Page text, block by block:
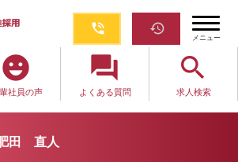
phone_in_talk restore
メニュー
emoji_emotions
社員の声
question_answer
よくある質問
search
求人検索
田 直人